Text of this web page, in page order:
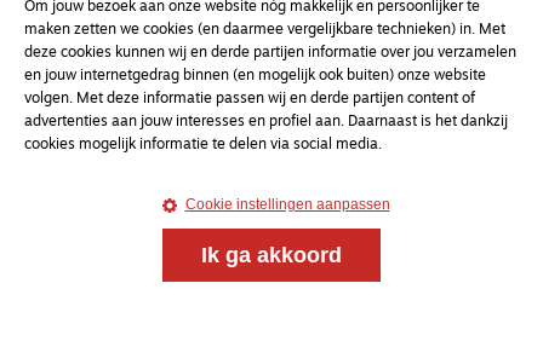
Magazine
Onderweg
Onderweg is een platform voor ontmoeting, vorming
en gesprek voor christenen onderweg, in het bijzonder
voor de Nederlandse Gereformeerde Kerken.
Kvk-nummer 33277063
Om jouw bezoek aan onze website nóg makkelijk en persoonlijker te
maken zetten we cookies (en daarmee vergelijkbare technieken) in. Met
deze cookies kunnen wij en derde partijen informatie over jou verzamelen
en jouw internetgedrag binnen (en mogelijk ook buiten) onze website
volgen. Met deze informatie passen wij en derde partijen content of
advertenties aan jouw interesses en profiel aan. Daarnaast is het dankzij
cookies mogelijk informatie te delen via social media.
Cookie instellingen aanpassen
Ik ga akkoord